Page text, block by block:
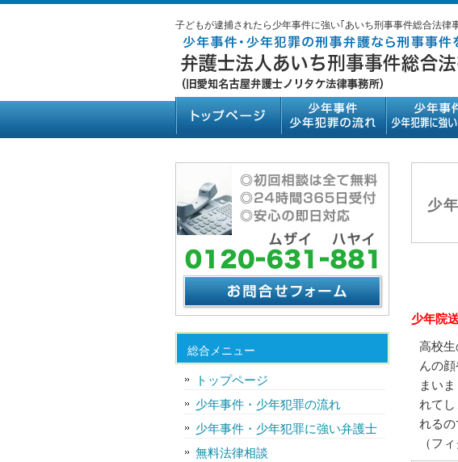
子どもが逮捕されたら少年事件に強い｢あいち刑事事件総合法律
少
少年院
高校
んの
まい
れて
れる
（フ
総合メニュー
トップページ
少年事件・少年犯罪の流れ
少年事件・少年犯罪に強い弁護士
無料法律相談